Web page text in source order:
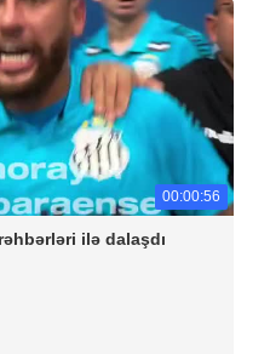
00:00:56
ilə dalaşdı